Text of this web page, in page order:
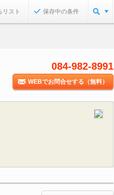
リスト 保存中の条件
084-982-8991
WEBでお問合せする（無料）